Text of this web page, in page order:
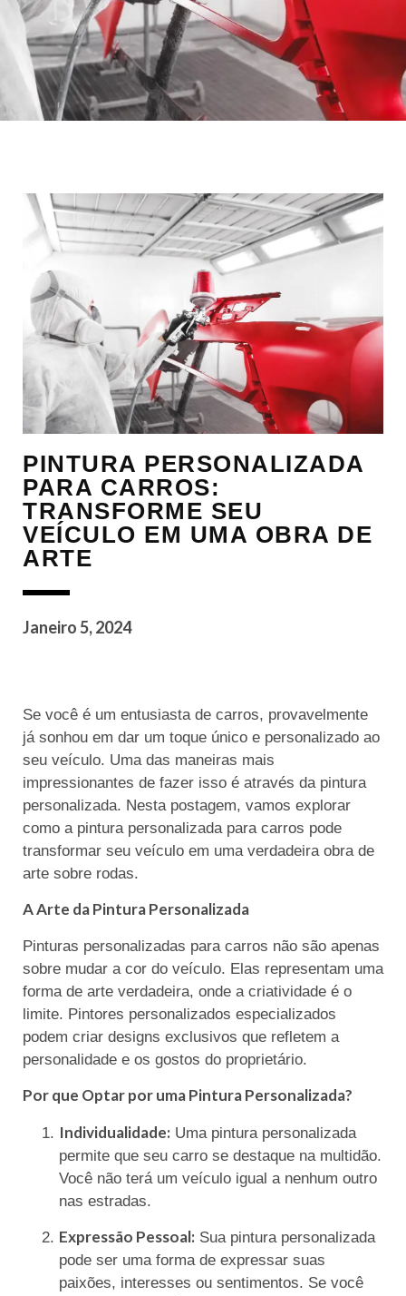
PINTURA PERSONALIZADA
PARA CARROS:
TRANSFORME SEU
VEÍCULO EM UMA OBRA DE
ARTE
Janeiro 5, 2024
Se você é um entusiasta de carros, provavelmente
já sonhou em dar um toque único e personalizado ao
seu veículo. Uma das maneiras mais
impressionantes de fazer isso é através da pintura
personalizada. Nesta postagem, vamos explorar
como a pintura personalizada para carros pode
transformar seu veículo em uma verdadeira obra de
arte sobre rodas.
A Arte da Pintura Personalizada
Pinturas personalizadas para carros não são apenas
sobre mudar a cor do veículo. Elas representam uma
forma de arte verdadeira, onde a criatividade é o
limite. Pintores personalizados especializados
podem criar designs exclusivos que refletem a
personalidade e os gostos do proprietário.
Por que Optar por uma Pintura Personalizada?
Individualidade: Uma pintura personalizada
permite que seu carro se destaque na multidão.
Você não terá um veículo igual a nenhum outro
nas estradas.
Expressão Pessoal: Sua pintura personalizada
pode ser uma forma de expressar suas
paixões, interesses ou sentimentos. Se você